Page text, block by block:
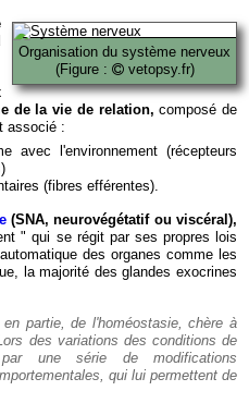
Organisation du système nerveux
(Figure :
vetopsy.fr)
de la vie de relation, composé de
associé :
avec l'environnement (récepteurs
(fibres efférentes).
(SNA, neurovégétatif ou viscéral),
" qui se régit par ses propres lois
des organes comme les
la majorité des glandes exocrines
partie, de l'homéostasie, chère à
des variations des conditions de
une série de modifications
qui lui permettent de